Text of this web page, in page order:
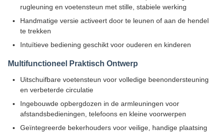
rugleuning en voetensteun met stille, stabiele werking
Handmatige versie activeert door te leunen of aan de hendel
te trekken
Intuïtieve bediening geschikt voor ouderen en kinderen
Multifunctioneel Praktisch Ontwerp
Uitschuifbare voetensteun voor volledige beenondersteuning
en verbeterde circulatie
Ingebouwde opbergdozen in de armleuningen voor
afstandsbedieningen, telefoons en kleine voorwerpen
Geïntegreerde bekerhouders voor veilige, handige plaatsing